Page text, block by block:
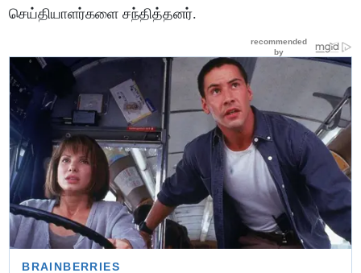
செய்தியாளர்களை சந்தித்தனர்.